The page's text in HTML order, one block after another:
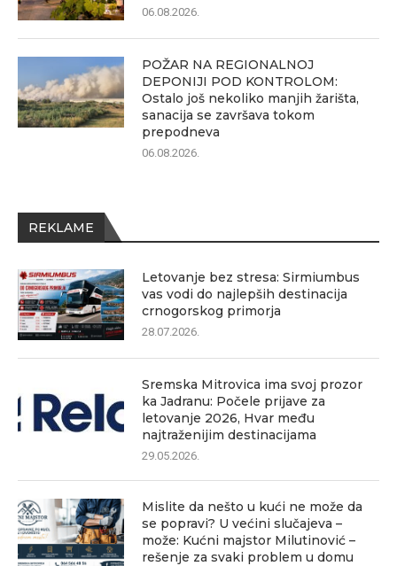
06.08.2026.
POŽAR NA REGIONALNOJ
DEPONIJI POD KONTROLOM:
Ostalo još nekoliko manjih žarišta,
sanacija se završava tokom
prepodneva
06.08.2026.
REKLAME
Letovanje bez stresa: Sirmiumbus
vas vodi do najlepših destinacija
crnogorskog primorja
28.07.2026.
Sremska Mitrovica ima svoj prozor
ka Jadranu: Počele prijave za
letovanje 2026, Hvar među
najtraženijim destinacijama
29.05.2026.
Mislite da nešto u kući ne može da
se popravi? U većini slučajeva –
može: Kućni majstor Milutinović –
rešenje za svaki problem u domu